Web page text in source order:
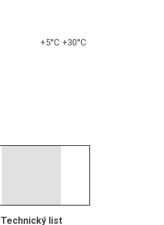
+5°C +30°C
Technický list